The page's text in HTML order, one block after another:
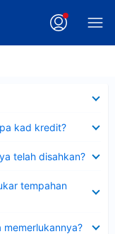
kad kredit?
telah disahkan?
tempahan